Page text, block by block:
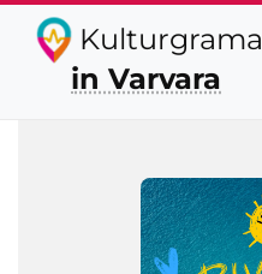
Kulturgrama
in Varvara